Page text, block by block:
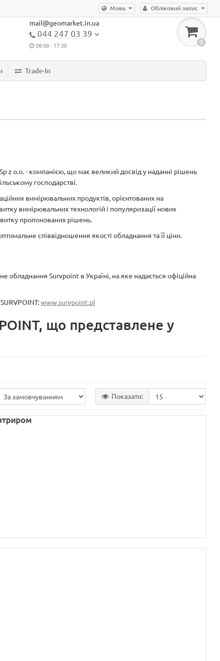
Обліковий запис
Мова
mail@geomarket.in.ua
044 247 03 39
08:00 - 17:30 0
Trade-In
z o.o. - компанією, що має великий досвід у наданні рішень
господарстві.
вимірювальних продуктів, орієнтованих на
вимірювальних технологій і популяризації нових
пропонованих рішень.
співвідношення якості обладнання та її ціни.
Survpoint в Україні, на яке надається офіційна
www.survpoint.pl
що представлене у
Показати: